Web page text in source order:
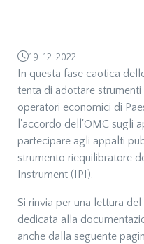
19-12-2022
In questa fase caotica
tenta di adottare
operatori economici di
l'accordo dell'OMC sugli
partecipare agli appalti
strumento riequilibratore
Instrument (IPI).
Si rinvia per una lettura
dedicata alla
anche dalla seguente